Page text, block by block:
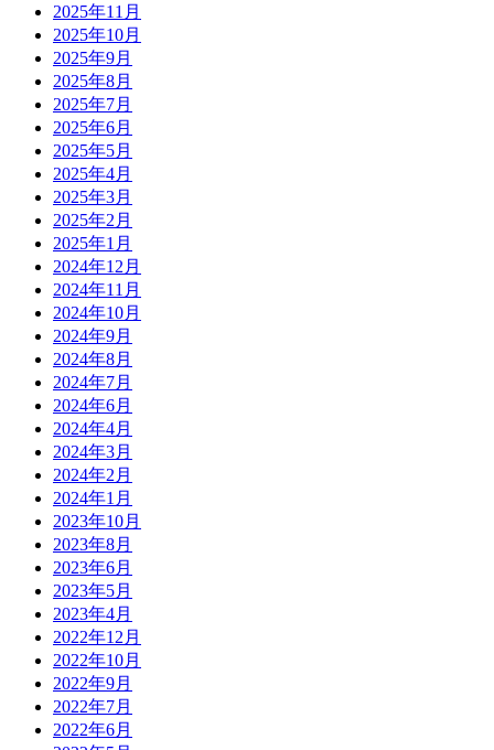
2025年11月
2025年10月
2025年9月
2025年8月
2025年7月
2025年6月
2025年5月
2025年4月
2025年3月
2025年2月
2025年1月
2024年12月
2024年11月
2024年10月
2024年9月
2024年8月
2024年7月
2024年6月
2024年4月
2024年3月
2024年2月
2024年1月
2023年10月
2023年8月
2023年6月
2023年5月
2023年4月
2022年12月
2022年10月
2022年9月
2022年7月
2022年6月